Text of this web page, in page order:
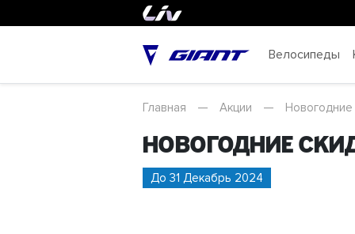
Велосипеды
Главная — Акции — Новогодние
Новогодние
До 31 Декабрь 2024